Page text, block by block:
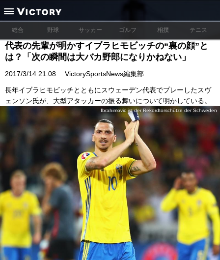
総合 野球 サッカー ゴルフ 相撲 テニス
代表の先輩が明かすイブラヒモビッチの“裏の顔”と
は？「次の瞬間は大バカ野郎になりかねない」
2017/3/14 21:08 VictorySportsNews編集部
長年イブラヒモビッチとともにスウェーデン代表でプレーしたスヴ
ェンソン氏が、大型アタッカーの振る舞いについて明かしている。
Ibrahimovic ist der Rekordtorschütze der Schweden